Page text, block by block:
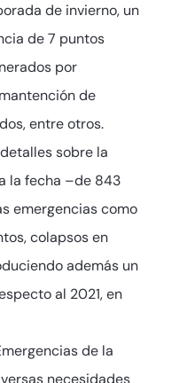
de invierno, un
de 7 puntos
por
de
entre otros.
sobre la
la fecha –de 843
emergencias como
colapsos en
además un
al 2021, en
de la